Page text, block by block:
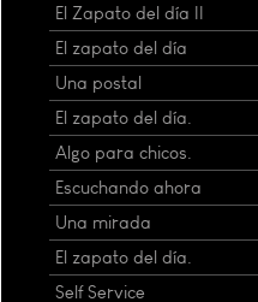
El Zapato del día II
El zapato del día
Una postal
El zapato del día.
Algo para chicos.
Escuchando ahora
Una mirada
El zapato del día.
Self Service